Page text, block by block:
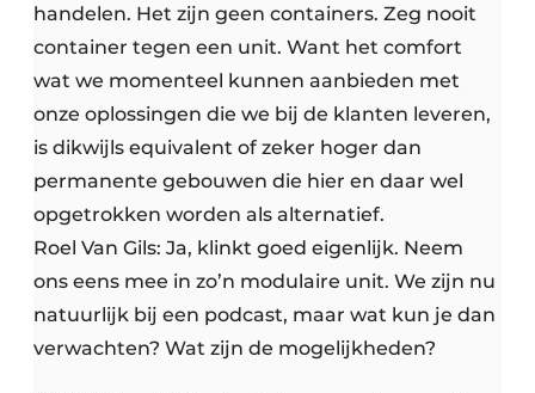
handelen. Het zijn geen containers. Zeg nooit
container tegen een unit. Want het comfort
wat we momenteel kunnen aanbieden met
onze oplossingen die we bij de klanten leveren,
is dikwijls equivalent of zeker hoger dan
permanente gebouwen die hier en daar wel
opgetrokken worden als alternatief.
Roel Van Gils: Ja, klinkt goed eigenlijk. Neem
ons eens mee in zo’n modulaire unit. We zijn nu
natuurlijk bij een podcast, maar wat kun je dan
verwachten? Wat zijn de mogelijkheden?